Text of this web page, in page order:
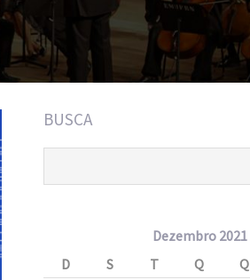
BUSCA
Dezembro 2021
D
S T Q Q